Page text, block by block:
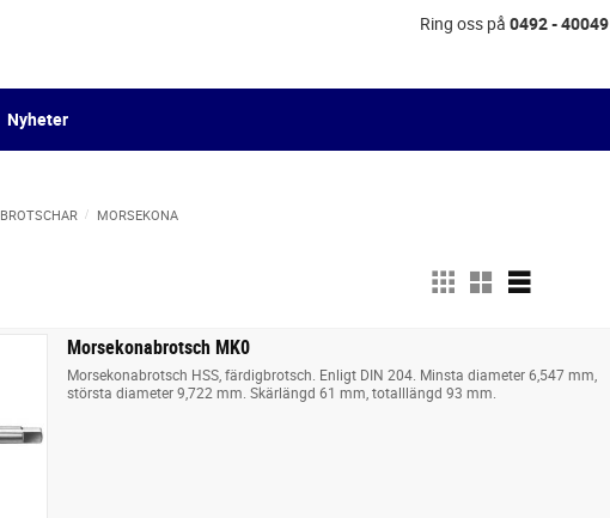
Ring oss på 0492 - 40049
Nyheter
BROTSCHAR MORSEKONA
Morsekonabrotsch MK0
Morsekonabrotsch HSS, färdigbrotsch. Enligt DIN 204. Minsta diameter 6,547 mm,
största diameter 9,722 mm. Skärlängd 61 mm, totalllängd 93 mm.